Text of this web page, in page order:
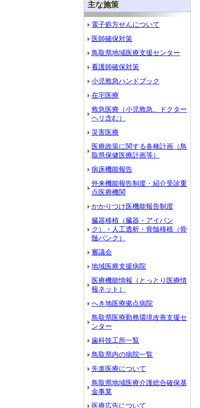
主な施策
電子処方せんについて
医師確保対策
鳥取県地域医療支援センター
看護師確保対策
小児救急ハンドブック
在宅医療
救急医療（小児救急、ドクター
ヘリ含む）
災害医療
医療政策に関する各種計画（鳥
取県保健医療計画等）
病床機能報告
外来機能報告制度・紹介受診重
点医療機関
かかりつけ医機能報告制度
臓器移植（臓器・アイバン
ク）・人工透析・骨髄移植（骨
髄バンク）
審議会
地域医療支援病院
医療機能情報（とっとり医療情
報ネット）
へき地医療拠点病院
鳥取県医療勤務環境改善支援セ
ンター
歯科技工所一覧
鳥取県内の病院一覧
先進医療について
鳥取県地域医療介護総合確保基
金事業
医療広告について